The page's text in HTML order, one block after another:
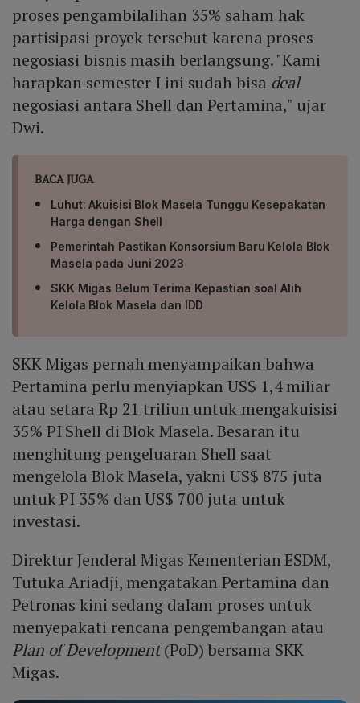
proses pengambilalihan 35% saham hak
partisipasi proyek tersebut karena proses
negosiasi bisnis masih berlangsung. "Kami
harapkan semester I ini sudah bisa deal
negosiasi antara Shell dan Pertamina," ujar
Dwi.
BACA JUGA
Luhut: Akuisisi Blok Masela Tunggu Kesepakatan
Harga dengan Shell
Pemerintah Pastikan Konsorsium Baru Kelola Blok
Masela pada Juni 2023
SKK Migas Belum Terima Kepastian soal Alih
Kelola Blok Masela dan IDD
SKK Migas pernah menyampaikan bahwa
Pertamina perlu menyiapkan US$ 1,4 miliar
atau setara Rp 21 triliun untuk mengakuisisi
35% PI Shell di Blok Masela. Besaran itu
menghitung pengeluaran Shell saat
mengelola Blok Masela, yakni US$ 875 juta
untuk PI 35% dan US$ 700 juta untuk
investasi.
Direktur Jenderal Migas Kementerian ESDM,
Tutuka Ariadji, mengatakan Pertamina dan
Petronas kini sedang dalam proses untuk
menyepakati rencana pengembangan atau
Plan of Development(PoD) bersama SKK
Migas.